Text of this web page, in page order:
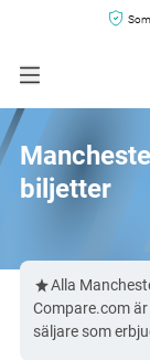
biljetter
Alla
Compare.com
säljare som